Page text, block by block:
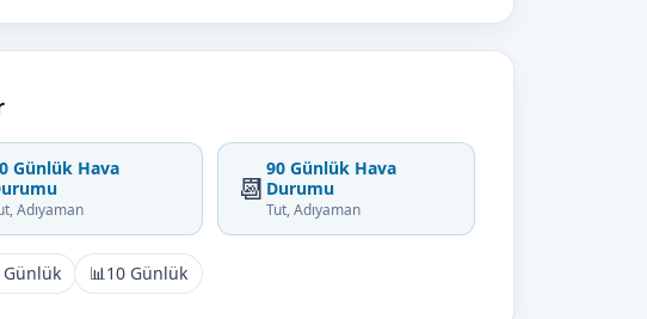
Günlük Hava
Adıyaman
📆
90 Günlük Hava
Durumu
Tut, Adıyaman
Günlük 📊10 Günlük